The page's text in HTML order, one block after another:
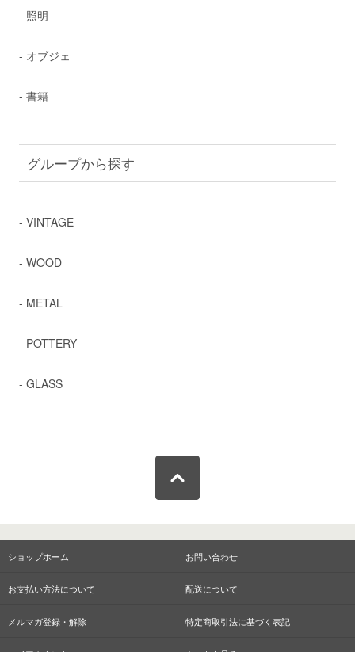
- 照明
- オブジェ
- 書籍
グループから探す
- VINTAGE
- WOOD
- METAL
- POTTERY
- GLASS
ショップホーム お問い合わせ
お支払い方法について 配送について
メルマガ登録・解除 特定商取引法に基づく表記